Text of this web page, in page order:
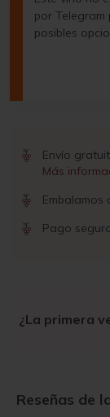
por
posibles
Envío
Más
Pago
¿La primera
Reseñas de